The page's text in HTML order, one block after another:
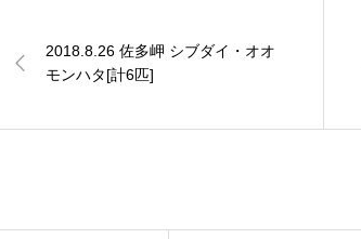
2018.8.26 佐多岬 シブダイ・オオ
モンハタ[計6匹]